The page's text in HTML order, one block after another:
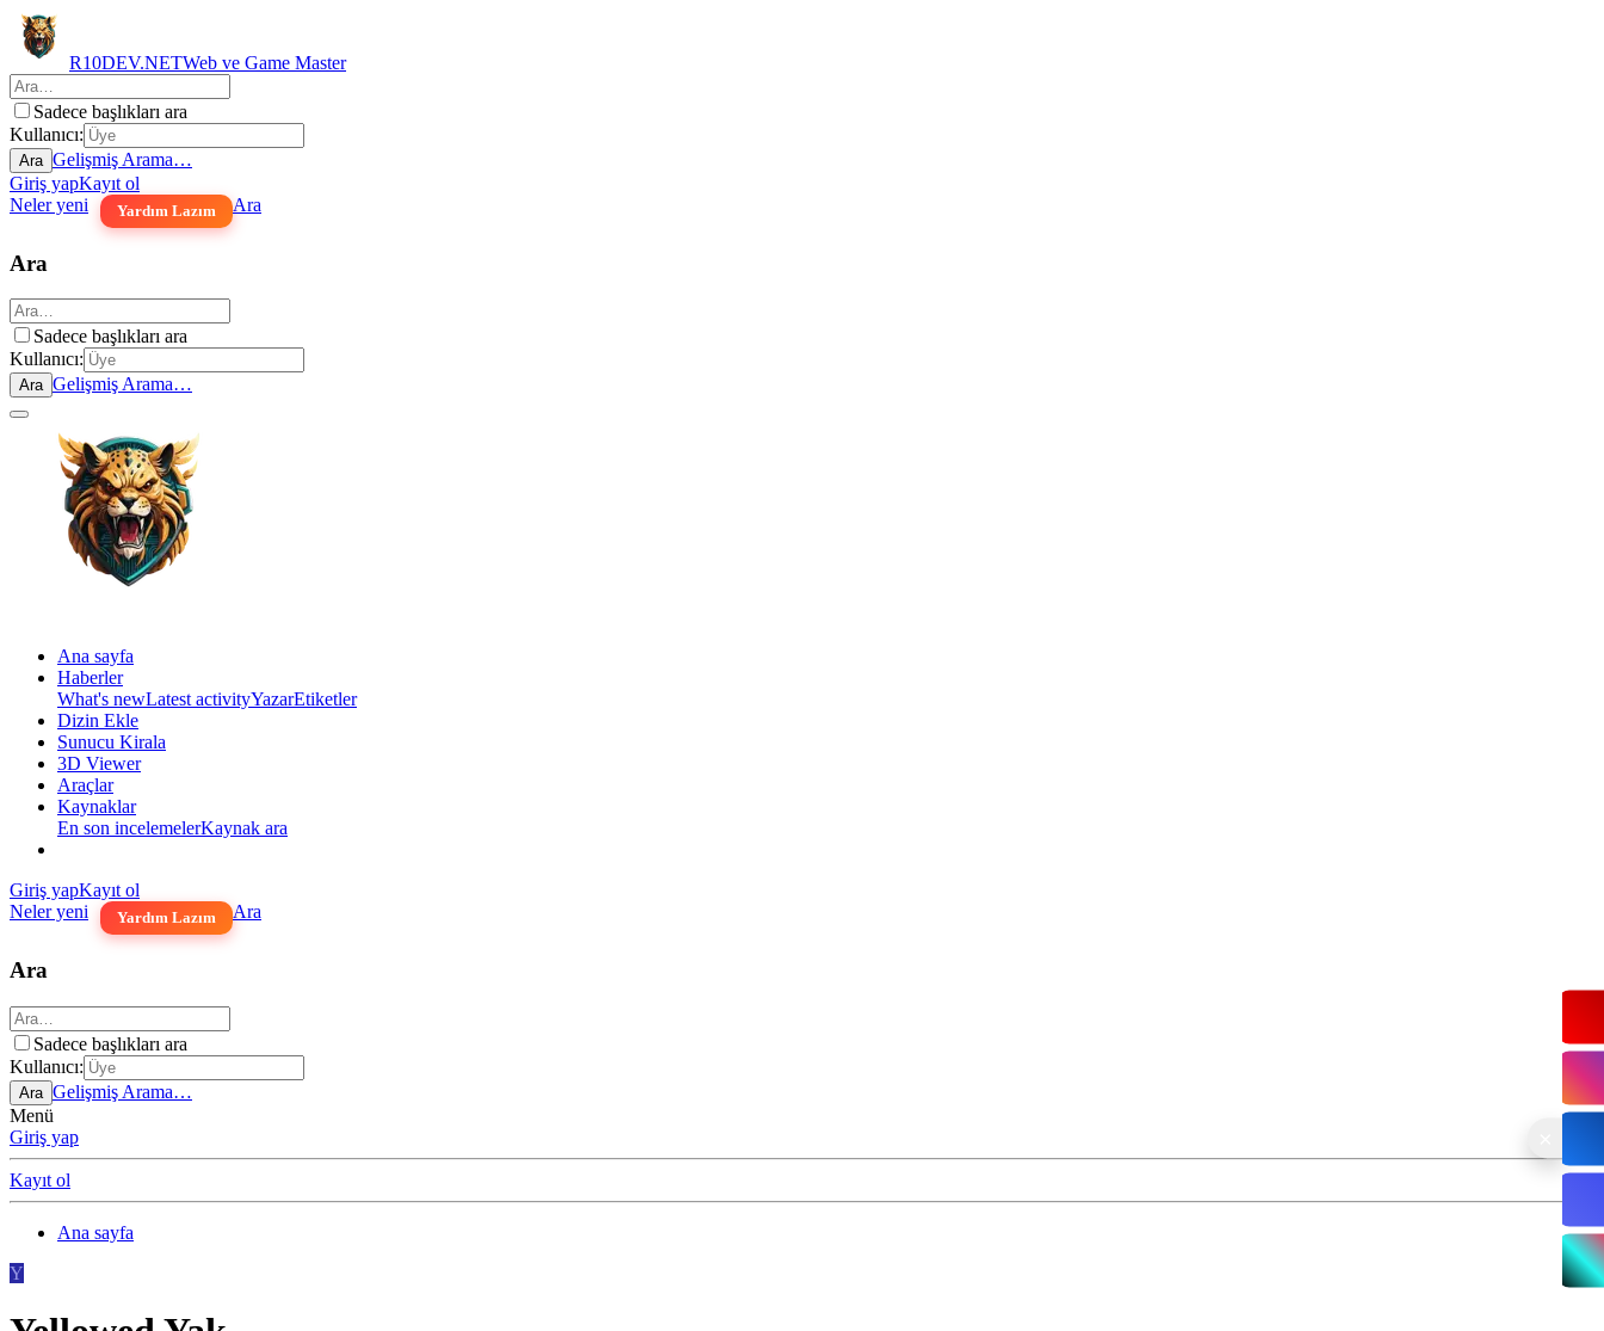
R10DEV.NETWeb ve Game Master
Sadece başlıkları ara
Kullanıcı:
Ara Gelişmiş Arama…
Giriş yapKayıt ol
Neler yeni
Yardım Lazım Ara
Ara
Sadece başlıkları ara
Kullanıcı:
Ara Gelişmiş Arama…
Ana sayfa
Haberler
What's newLatest activityYazarEtiketler
Dizin Ekle
Sunucu Kirala
3D Viewer
Araçlar
Kaynaklar
En son incelemelerKaynak ara
Giriş yapKayıt ol
Neler yeni
Yardım Lazım Ara
Ara
Sadece başlıkları ara
Kullanıcı:
Ara Gelişmiş Arama…
Menü
Giriş yap
Kayıt ol
Ana sayfa
Y